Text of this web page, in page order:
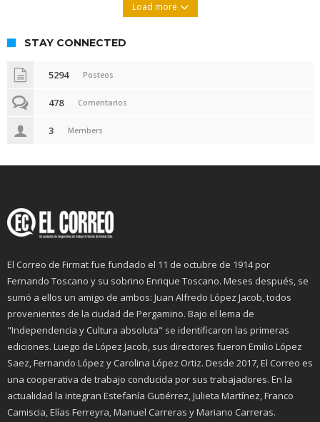
Load more
STAY CONNECTED
5294 Posteos
478 Comentarios
3 Members
El Correo de Firmat fue fundado el 11 de octubre de 1914 por
Fernando Toscano y su sobrino Enrique Toscano. Meses después, se
sumó a ellos un amigo de ambos: Juan Alfredo López Jacob, todos
provenientes de la ciudad de Pergamino. Bajo el lema de
"Independencia y Cultura absoluta" se identificaron las primeras
ediciones. Luego de López Jacob, sus directores fueron Emilio López
Saez, Fernando López y Carolina López Ortiz. Desde 2017, El Correo es
una cooperativa de trabajo conducida por sus trabajadores. En la
actualidad la integran Estefanía Gutiérrez, Julieta Martínez, Franco
Camiscia, Elías Ferreyra, Manuel Carreras y Mariano Carreras.